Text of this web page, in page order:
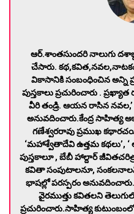
ఆర్.శాంతసుందరి నాలుగు
చేసారు.
వికాసానికి సంబంధించిన అన్ని
పుస్తకాలు ప్రచురించారు .
వీరి తండ్రి. ఆయన రాసిన
అనువదించారు.కేంద్ర సాహిత్య
గణేశ్వరరావు ప్రముఖ
‘మహాశ్వేతాదేవి ఉత్తమ కథలు’, ‘
పుస్తకాలూ , బేబీ హాల్దార్
కవితా సంపుటాలనూ,
భాషల్లో పరస్పరం
వైరముత్తు కవితలని
ప్రచురించారు.సాహిత్య